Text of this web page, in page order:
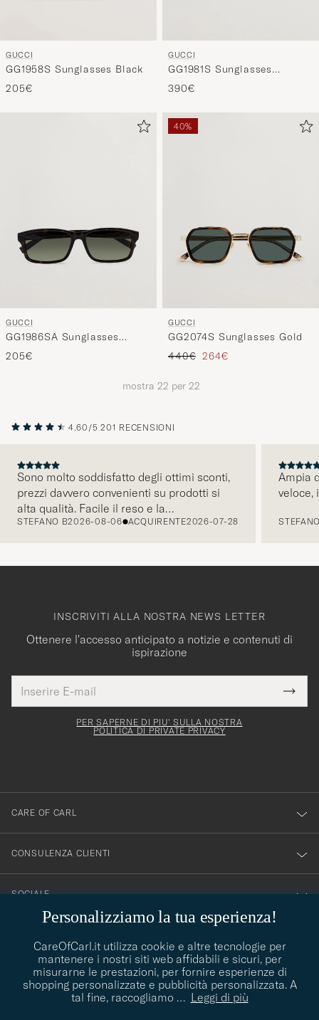
GUCCI
GG1958S Sunglasses Black
205€
GUCCI
GG1981S Sunglasses
Havana
390€
GUCCI
GG1986SA Sunglasses
Havana
205€
40%
GUCCI
GG2074S Sunglasses Gold
Prezzo ordinario
440€ Prezzo ridotto
264€
mostra 22 per 22
4.60/5 201 RECENSIONI
Sono molto soddisfatto degli ottimi sconti,
prezzi davvero convenienti su prodotti si
alta qualità. Facile il reso e la
comunicazione tramite mail é pratica e
STEFANO B2026-08-06 ACQUIRENTE2026-07-28
Ampia
veloce,
Personalizziamo la tua esperienza!
CareOfCarl.it utilizza cookie e altre tecnologie per
mantenere i nostri siti web affidabili e sicuri, per
misurarne le prestazioni, per fornire esperienze di
shopping personalizzate e pubblicità personalizzata. A
tal fine, raccogliamo … Leggi di più
INSCRIVITI ALLA NOSTRA NEWS LETTER
Ottenere l'accesso anticipato a notizie e contenuti di
ispirazione
E-
mail
Grazie
per
PER SAPERNE DI PIU' SULLA NOSTRA
POLITICA DI PRIVATE PRIVACY
CARE OF CARL
CONSULENZA CLIENTI
SOCIALE
CONSIGLI DI STILE